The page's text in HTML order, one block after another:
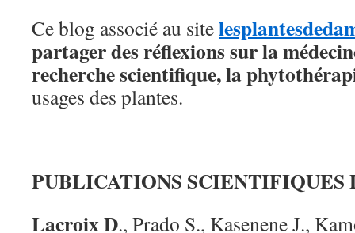
Ce blog associé au site
partager des réflexions sur la
recherche scientifique, la
usages des plantes.
PUBLICATIONS SCIENTIFIQUES
Lacroix D., Prado S., Kasenene J.,